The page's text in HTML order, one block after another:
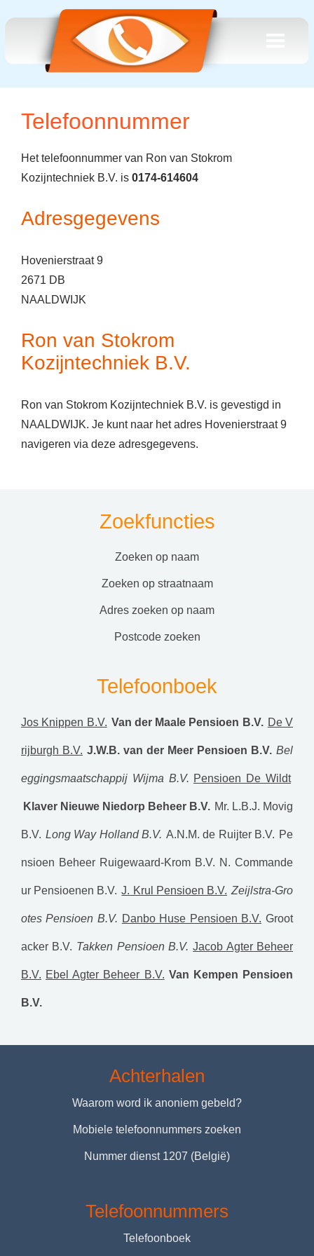
Telefoonnummer
Het telefoonnummer van Ron van Stokrom
Kozijntechniek B.V. is 0174-614604
Adresgegevens
Hovenierstraat 9
2671 DB
NAALDWIJK
Ron van Stokrom
Kozijntechniek B.V.
Ron van Stokrom Kozijntechniek B.V. is gevestigd in
NAALDWIJK. Je kunt naar het adres Hovenierstraat 9
navigeren via deze adresgegevens.
Zoekfuncties
zoeken op naam
zoeken op straatnaam
adres zoeken op naam
postcode zoeken
Telefoonboek
Jos Knippen B.V. Van der Maale Pensioen B.V. De V
rijburgh B.V. J.W.B. van der Meer Pensioen B.V. Bel
eggingsmaatschappij Wijma B.V. Pensioen De Wildt
Klaver Nieuwe Niedorp Beheer B.V. Mr. L.B.J. Movig
B.V. Long Way Holland B.V. A.N.M. de Ruijter B.V. Pe
nsioen Beheer Ruigewaard-Krom B.V. N. Commande
ur Pensioenen B.V. J. Krul Pensioen B.V. Zeijlstra-Gro
otes Pensioen B.V. Danbo Huse Pensioen B.V. Groot
acker B.V. Takken Pensioen B.V. Jacob Agter Beheer
B.V. Ebel Agter Beheer B.V. Van Kempen Pensioen
B.V.
Achterhalen
Waarom word ik anoniem gebeld?
Mobiele telefoonnummers zoeken
Nummer dienst 1207 (België)
Telefoonnummers
Telefoonboek